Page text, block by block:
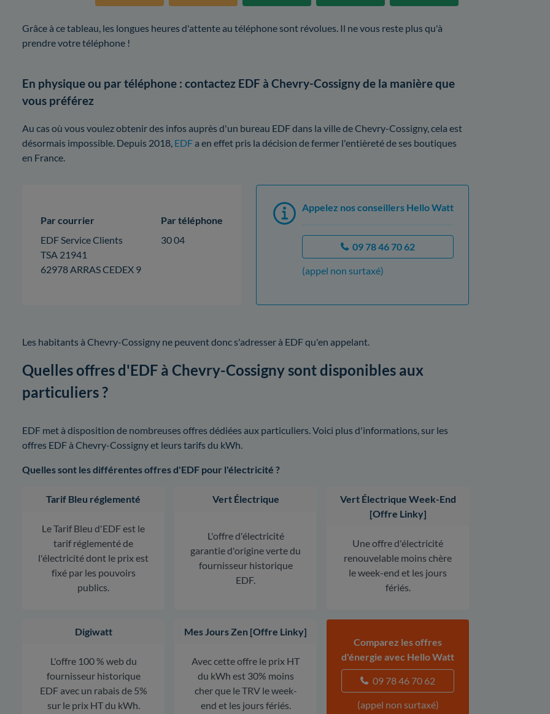
Grâce à ce tableau, les longues heures d'attente au téléphone sont révolues. Il ne vous reste plus qu'à
prendre votre téléphone !
En physique ou par téléphone : contactez EDF à Chevry-Cossigny de la manière que
vous préférez
Au cas où vous voulez obtenir des infos auprès d'un bureau EDF dans la ville de Chevry-Cossigny, cela est
désormais impossible. Depuis 2018, EDFa en effet pris la décision de fermer l'entièreté de ses boutiques
en France.
Par courrier
EDF Service Clients
TSA 21941
62978 ARRAS CEDEX 9
Par téléphone
30 04
Appelez nos conseillers Hello Watt
09 78 46 70 62
(appel non surtaxé)
Les habitants à Chevry-Cossigny ne peuvent donc s'adresser à EDF qu'en appelant.
Quelles offres d'EDF à Chevry-Cossigny sont disponibles aux
particuliers ?
EDF met à disposition de nombreuses offres dédiées aux particuliers. Voici plus d'informations, sur les
offres EDF à Chevry-Cossigny et leurs tarifs du kWh.
Quelles sont les différentes offres d'EDF pour l'électricité ?
Tarif Bleu réglementé
Le Tarif Bleu d'EDF est le
tarif réglementé de
l'électricité dont le prix est
fixé par les pouvoirs
publics.
Vert Électrique
L'offre d'électricité
garantie d'origine verte du
fournisseur historique
EDF.
Vert Électrique Week-End
[Offre Linky]
Une offre d'électricité
renouvelable moins chère
le week-end et les jours
fériés.
Digiwatt
L'offre 100 % web du
fournisseur historique
EDF avec un rabais de 5%
sur le prix HT du kWh.
Mes Jours Zen [Offre Linky]
Avec cette offre le prix HT
du kWh est 30% moins
cher que le TRV le week-
end et les jours fériés.
Comparez les offres
d'énergie avec Hello Watt
09 78 46 70 62
(appel non surtaxé)